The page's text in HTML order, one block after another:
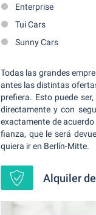
Enterprise
Tui Cars
Sunny Cars
Todas las grandes
antes las distintas
prefiera. Esto puede
directamente y con
exactamente de
fianza, que le será
quiera ir en Berlín-Mitte.
Alquiler